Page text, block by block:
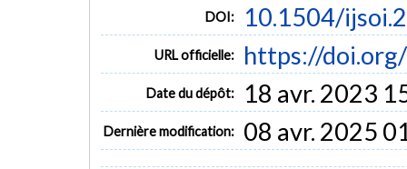
DOI: 10.1504/
URL officielle: https://
Date du dépôt: 18 avr. 2023
Dernière modification: 08 avr. 2025